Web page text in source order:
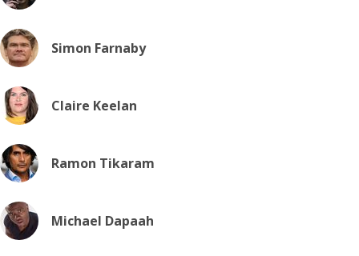
Simon Farnaby
Claire Keelan
Ramon Tikaram
Michael Dapaah